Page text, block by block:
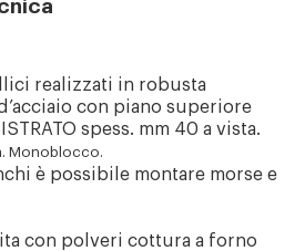
realizzati in robusta
con piano superiore
spess. mm 40 a vista.
Monoblocco.
è possibile montare morse e
con polveri cottura a forno